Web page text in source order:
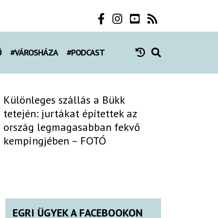
#VÁROSHÁZA #PODCAST
Különleges szállás a Bükk
tetején: jurtákat építettek az
ország legmagasabban fekvő
kempingjében – FOTÓ
EGRI ÜGYEK A FACEBOOKON